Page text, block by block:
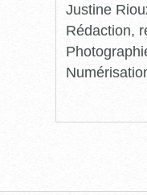
Justine
Rédaction,